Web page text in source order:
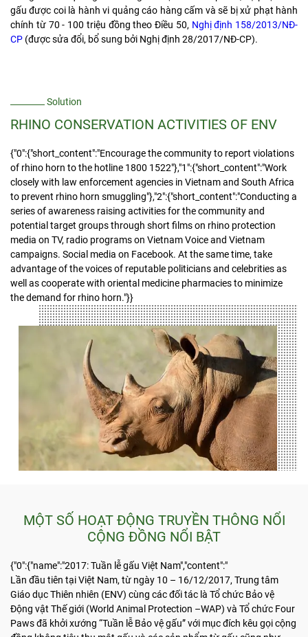
gấu được coi là hành vi quảng cáo hàng cấm và sẽ bị xử phạt hành
chính từ 70 - 100 triệu đồng theo Điều 50, Nghị định 158/2013/NĐ-
CP (được sửa đổi, bổ sung bởi Nghị định 28/2017/NĐ-CP).
Solution
RHINO CONSERVATION ACTIVITIES OF ENV
{"0":{"short_content":"Encourage the community to report violations
of rhino horn to the hotline 1800 1522"},"1":{"short_content":"Work
closely with law enforcement agencies in Vietnam and South Africa
to prevent rhino horn smuggling"},"2":{"short_content":"Conducting a
series of awareness raising activities for the community and
potential target groups through short films on rhino protection
media on TV, radio programs on Vietnam Voice and Vietnam
campaigns. Social media on Facebook. At the same time, take
advantage of the voices of reputable politicians and celebrities as
well as cooperate with oriental medicine pharmacies to minimize
the demand for rhino horn."}}
MỘT SỐ HOẠT ĐỘNG TRUYỀN THÔNG NỔI
CỘNG ĐỒNG NỔI BẬT
{"0":{"name":"2017: Tuần lễ gấu Việt Nam","content":"
Lần đầu tiên tại Việt Nam, từ ngày 10 – 16/12/2017, Trung tâm
Giáo dục Thiên nhiên (ENV) cùng các đối tác là Tổ chức Bảo vệ
Động vật Thế giới (World Animal Protection –WAP) và Tổ chức Four
Paws đã khởi xướng “Tuần lễ Bảo vệ gấu” với mục đích kêu gọi cộng